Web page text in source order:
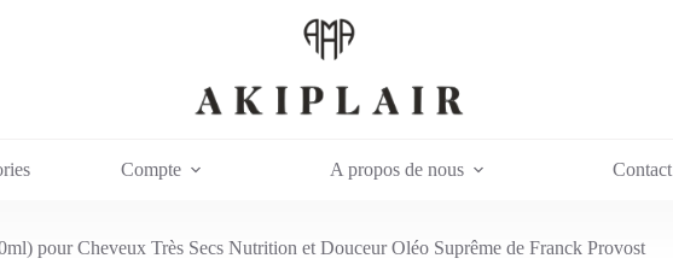
Compte A propos de nous Contact
pour Cheveux Très Secs Nutrition et Douceur Oléo Suprême de Franck Provost